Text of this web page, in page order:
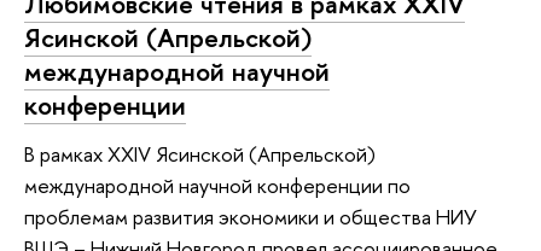
Ясинской (Апрельской)
международной научной
конференции
В рамках XXIV Ясинской (Апрельской)
международной научной конференции по
проблемам развития экономики и общества НИУ